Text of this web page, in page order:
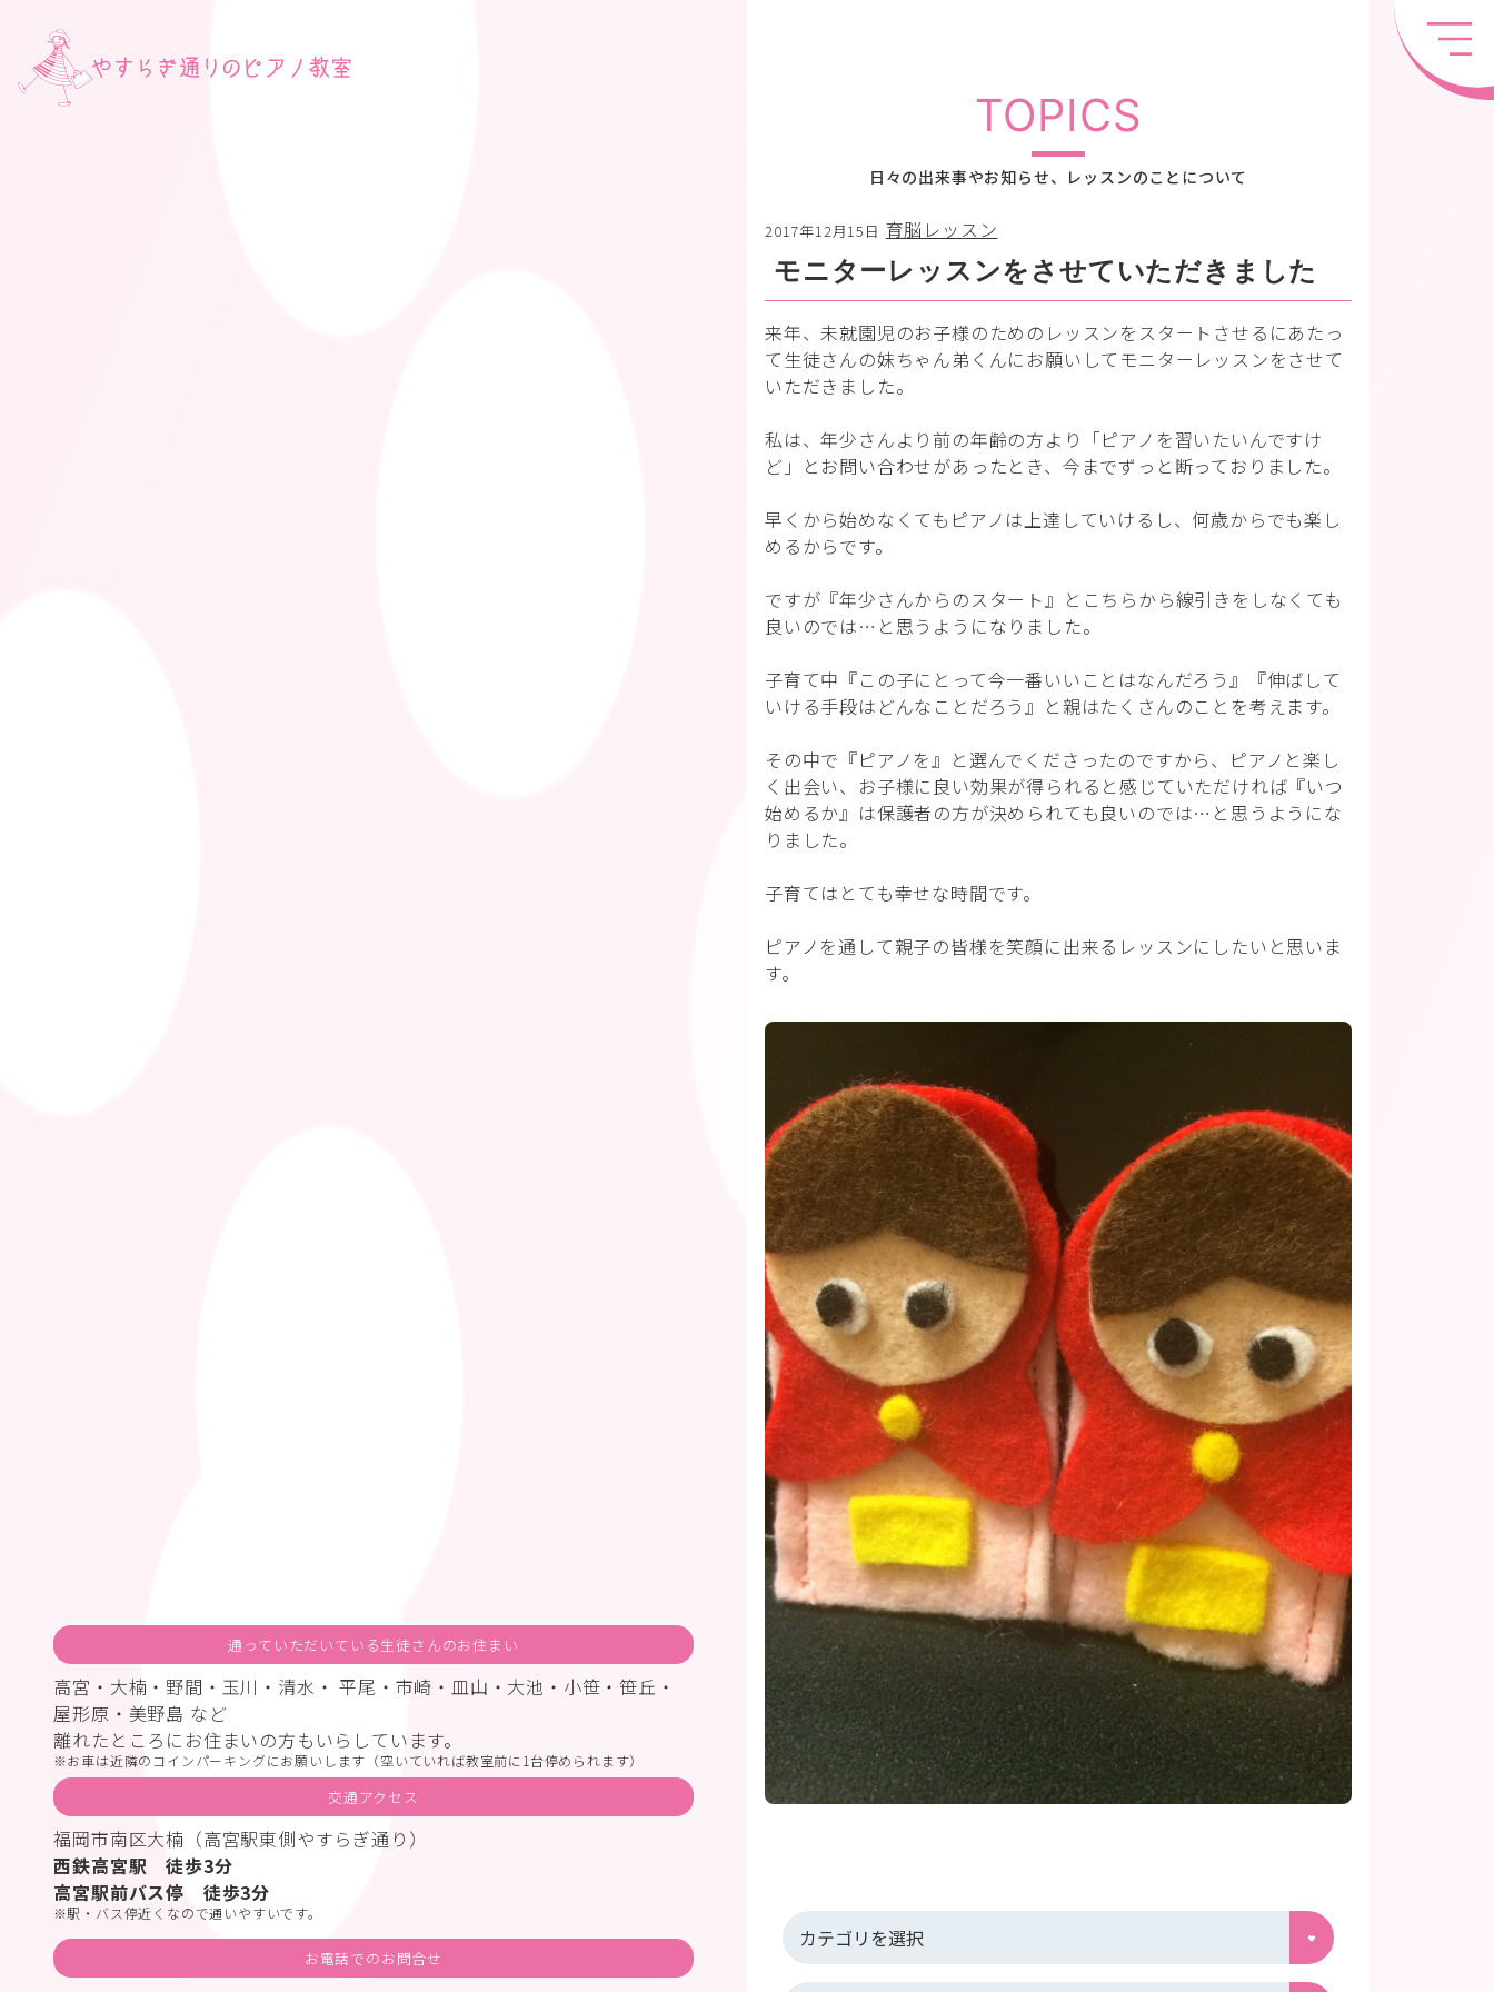
TOPICS
日々の出来事やお知らせ、レッスンのことについて
2017年12月15日 育脳レッスン
モニターレッスンをさせていただきました
来年、未就園児のお子様のためのレッスンをスタートさせるにあたっ
て生徒さんの妹ちゃん弟くんにお願いしてモニターレッスンをさせて
いただきました。
私は、年少さんより前の年齢の方より「ピアノを習いたいんですけ
ど」とお問い合わせがあったとき、今までずっと断っておりました。
早くから始めなくてもピアノは上達していけるし、何歳からでも楽し
めるからです。
ですが『年少さんからのスタート』とこちらから線引きをしなくても
良いのでは…と思うようになりました。
子育て中『この子にとって今一番いいことはなんだろう』『伸ばして
いける手段はどんなことだろう』と親はたくさんのことを考えます。
その中で『ピアノを』と選んでくださったのですから、ピアノと楽し
く出会い、お子様に良い効果が得られると感じていただければ『いつ
始めるか』は保護者の方が決められても良いのでは…と思うようにな
りました。
子育てはとても幸せな時間です。
ピアノを通して親子の皆様を笑顔に出来るレッスンにしたいと思いま
す。
通っていただいている生徒さんのお住まい
高宮・大楠・野間・玉川・清水・ 平尾・市崎・皿山・大池・小笹・笹丘・
屋形原・美野島 など
離れたところにお住まいの方もいらしています。
お車は近隣のコインパーキングにお願いします（空いていれば教室前に1台停められます）
交通アクセス
福岡市南区大楠（高宮駅東側やすらぎ通り）
西鉄高宮駅 徒歩3分
高宮駅前バス停 徒歩3分
駅・バス停近くなので通いやすいです。
お電話でのお問合せ